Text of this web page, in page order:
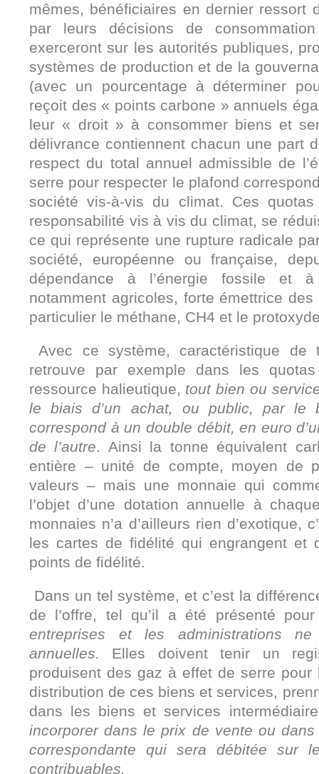
mêmes, bénéficiaires en dernier ressort
par leurs décisions de
exerceront sur les autorités publiques,
systèmes de production et de la
(avec un pourcentage à déterminer
reçoit des « points carbone » annuels
leur « droit » à consommer biens et
délivrance contiennent chacun une part
respect du total annuel admissible de
serre pour respecter le plafond
société vis-à-vis du climat. Ces
responsabilité vis à vis du climat, se
ce qui représente une rupture radicale
société, européenne ou française,
dépendance à l’énergie fossile et
notamment agricoles, forte émettrice
particulier le méthane, CH4 et le
Avec ce système, caractéristique de
retrouve par exemple dans les
ressource halieutique, tout bien ou
le biais d’un achat, ou public, par le
correspond à un double débit, en euro
de l’autre. Ainsi la tonne équivalent
entière – unité de compte, moyen de
valeurs – mais une monnaie qui
l’objet d’une dotation annuelle à
monnaies n’a d’ailleurs rien d’exotique,
les cartes de fidélité qui engrangent
points de fidélité.
Dans un tel système, et c’est la
de l’offre, tel qu’il a été présenté
entreprises et les administrations
annuelles.
Elles doivent tenir un
produisent des gaz à effet de serre
distribution de ces biens et services,
dans les biens et services
incorporer dans le prix de vente ou
correspondante qui sera débitée sur
contribuables.